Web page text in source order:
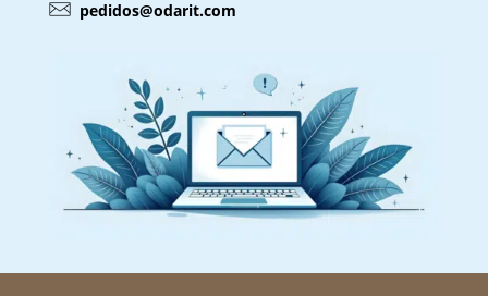
pedidos@odarit.com